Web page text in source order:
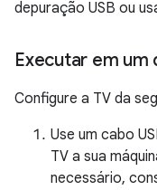
depuração USB ou
Executar em
Configure a TV da
Use um cabo
TV a sua
necessário,